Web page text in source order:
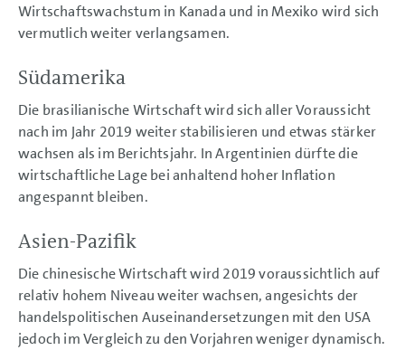
Wirtschaftswachstum in Kanada und in Mexiko wird sich
vermutlich weiter verlangsamen.
Südamerika
Die brasilianische Wirtschaft wird sich aller Voraussicht
nach im Jahr 2019 weiter stabilisieren und etwas stärker
wachsen als im Berichtsjahr. In Argentinien dürfte die
wirtschaftliche Lage bei anhaltend hoher Inflation
angespannt bleiben.
Asien-Pazifik
Die chinesische Wirtschaft wird 2019 voraussichtlich auf
relativ hohem Niveau weiter wachsen, angesichts der
handelspolitischen Auseinandersetzungen mit den USA
jedoch im Vergleich zu den Vorjahren weniger dynamisch.